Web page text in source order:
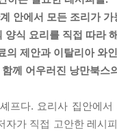
안에서 모든 조리가
양식 요리를 직접 따라
의 제안과 이탈리아 와
께 어우러진 낭만북스
프다. 요리사 집안에
자가 직접 고안한 레시